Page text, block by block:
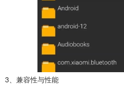
3、兼容性与性能